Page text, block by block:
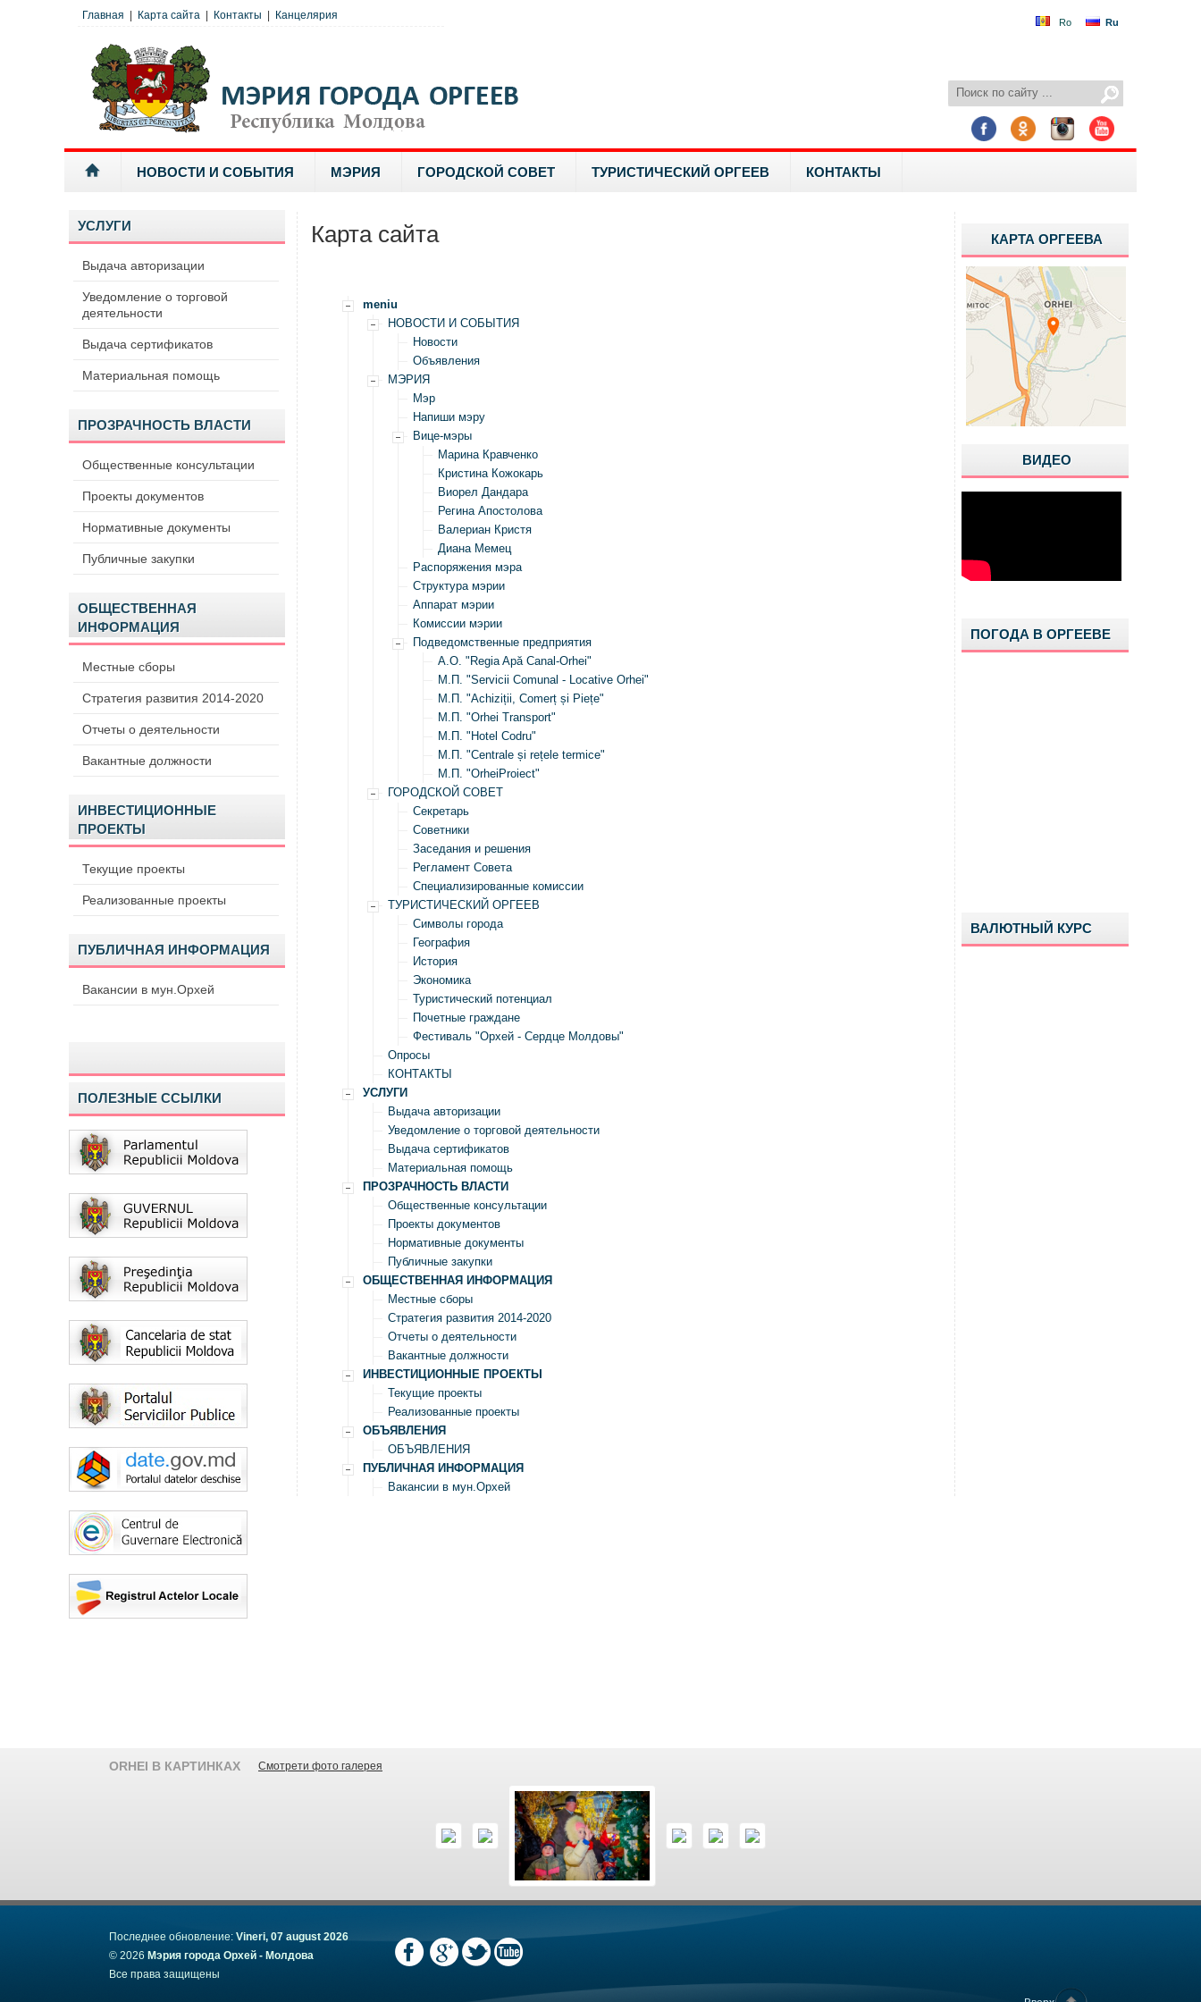
Ro Ru
Главная Карта сайта Контакты Канцелярия
НОВОСТИ И СОБЫТИЯ МЭРИЯ ГОРОДСКОЙ СОВЕТ ТУРИСТИЧЕСКИЙ ОРГЕЕВ КОНТАКТЫ
УСЛУГИ
Выдача авторизации
Уведомление о торговой
деятельности
Выдача сертификатов
Материальная помощь
ПРОЗРАЧНОСТЬ ВЛАСТИ
Общественные консультации
Проекты документов
Нормативные документы
Публичные закупки
ОБЩЕСТВЕННАЯ
ИНФОРМАЦИЯ
Местные сборы
Стратегия развития 2014-2020
Отчеты о деятельности
Вакантные должности
ИНВЕСТИЦИОННЫЕ
ПРОЕКТЫ
Текущие проекты
Реализованные проекты
ПУБЛИЧНАЯ ИНФОРМАЦИЯ
Вакансии в мун.Орхей
ПОЛЕЗНЫЕ ССЫЛКИ
Карта сайта
meniu
НОВОСТИ И СОБЫТИЯ
Новости
Объявления
МЭРИЯ
Мэр
Напиши мэру
Вице-мэры
Марина Кравченко
Кристина Кожокарь
Виорел Дандара
Регина Апостолова
Валериан Кристя
Диана Мемец
Распоряжения мэра
Структура мэрии
Аппарат мэрии
Комиссии мэрии
Подведомственные предприятия
А.О. "Regia Apă Canal-Orhei"
М.П. "Servicii Comunal - Locative Orhei"
М.П. "Achiziții, Comerț și Piețe"
М.П. "Orhei Transport"
М.П. "Hotel Codru"
М.П. "Centrale și rețele termice"
М.П. "OrheiProiect"
ГОРОДСКОЙ СОВЕТ
Секретарь
Советники
Заседания и решения
Регламент Совета
Специализированные комиссии
ТУРИСТИЧЕСКИЙ ОРГЕЕВ
Символы города
География
История
Экономика
Туристический потенциал
Почетные граждане
Фестиваль "Орхей - Сердце Молдовы"
Опросы
КОНТАКТЫ
УСЛУГИ
Выдача авторизации
Уведомление о торговой деятельности
Выдача сертификатов
Материальная помощь
ПРОЗРАЧНОСТЬ ВЛАСТИ
Общественные консультации
Проекты документов
Нормативные документы
Публичные закупки
ОБЩЕСТВЕННАЯ ИНФОРМАЦИЯ
Местные сборы
Стратегия развития 2014-2020
Отчеты о деятельности
Вакантные должности
ИНВЕСТИЦИОННЫЕ ПРОЕКТЫ
Текущие проекты
Реализованные проекты
ОБЪЯВЛЕНИЯ
ОБЪЯВЛЕНИЯ
ПУБЛИЧНАЯ ИНФОРМАЦИЯ
Вакансии в мун.Орхей
КАРТА ОРГЕЕВА
ВИДЕО
ПОГОДА В ОРГЕЕВЕ
ВАЛЮТНЫЙ КУРС
ORHEI В КАРТИНКАХ Смотрети фото галерея
Последнее обновление: Vineri, 07 august 2026
© 2026 Мэрия города Орхей - Молдова
Все права защищены